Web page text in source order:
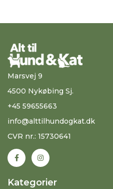
Marsvej 9
4500 Nykøbing Sj.
+45 59655663
info@alttilhundogkat.dk
CVR nr.: 15730641
Kategorier